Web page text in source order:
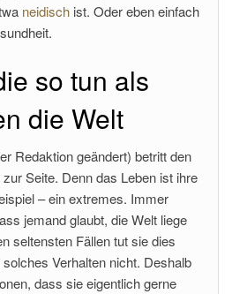
neidisch ist. Oder eben einfach
so tun als
die Welt
Redaktion geändert) betritt den
Seite. Denn das Leben ist ihre
– ein extremes. Immer
jemand glaubt, die Welt liege
seltensten Fällen tut sie dies
Verhalten nicht. Deshalb
dass sie eigentlich gerne